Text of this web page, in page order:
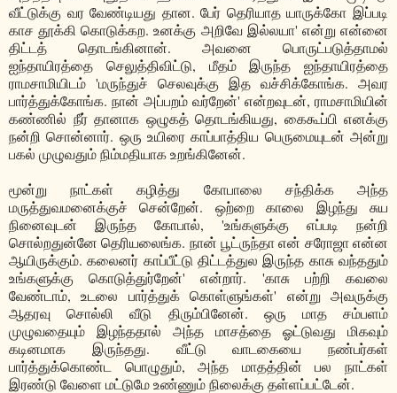
வீட்டுக்கு வர வேண்டியது தான. பேர் தெரியாத யாருக்கோ இப்படி
காச தூக்கி கொடுக்கற. உனக்கு அறிவே இல்லயா' என்று என்னை
திட்டத் தொடங்கினான். அவனை பொருட்படுத்தாமல்
ஐந்தாயிரத்தை செலுத்திவிட்டு, மீதம் இருந்த ஐந்தாயிரத்தை
ராமசாமியிடம் 'மருந்துச் செலவுக்கு இத வச்சிக்கோங்க. அவர
பார்த்துக்கோங்க. நான் அப்பறம் வர்றேன்' என்றவுடன், ராமசாமியின்
கண்ணில் நீர் தானாக ஒழுகத் தொடங்கியது, கைகூப்பி எனக்கு
நன்றி சொன்னார். ஒரு உயிரை காப்பாத்திய பெருமையுடன் அன்று
பகல் முழுவதும் நிம்மதியாக உறங்கினேன்.
மூன்று நாட்கள் கழித்து கோபாலை சந்திக்க அந்த
மருத்துவமனைக்குச் சென்றேன். ஒற்றை காலை இழந்து சுய
நினைவுடன் இருந்த கோபால், 'உங்களுக்கு எப்படி நன்றி
சொல்றதுன்னே தெரியலைங்க. நான் பூட்ருந்தா என் சரோஜா என்ன
ஆயிருக்கும். கலைனர் காப்பீட்டு திட்டத்துல இருந்த காசு வந்ததும்
உங்களுக்கு கொடுத்துர்றேன்' என்றார். 'காசு பற்றி கவலை
வேண்டாம், உடலை பார்த்துக் கொள்ளுங்கள்' என்று அவருக்கு
ஆதரவு சொல்லி வீடு திரும்பினேன். ஒரு மாத சம்பளம்
முழுவதையும் இழந்ததால் அந்த மாசத்தை ஓட்டுவது மிகவும்
கடினமாக இருந்தது. வீட்டு வாடகையை நண்பர்கள்
பார்த்துக்கொண்ட பொழுதும், அந்த மாதத்தின் பல நாட்கள்
இரண்டு வேளை மட்டுமே உண்ணும் நிலைக்கு தள்ளப்பட்டேன்.